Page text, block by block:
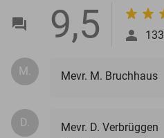
9,5 133
M. Mevr. M. Bruchhaus
D.
Mevr. D. Verbrüggen